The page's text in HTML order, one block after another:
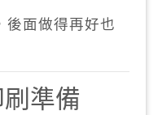
後面做得再好也
準備